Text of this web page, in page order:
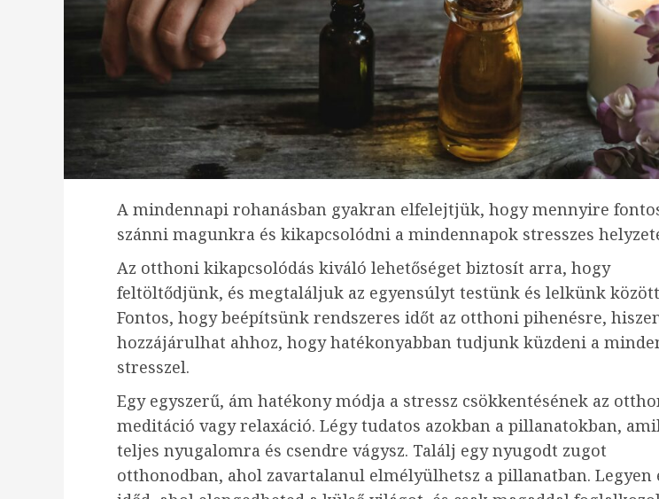
A mindennapi rohanásban gyakran elfelejtjük, hogy mennyire
szánni magunkra és kikapcsolódni a mindennapok stresszes
Az otthoni kikapcsolódás kiváló lehetőséget biztosít arra, hogy
feltöltődjünk, és megtaláljuk az egyensúlyt testünk és lelkünk
Fontos, hogy beépítsünk rendszeres időt az otthoni pihenésre,
hozzájárulhat ahhoz, hogy hatékonyabban tudjunk küzdeni a
stresszel.
Egy egyszerű, ám hatékony módja a stressz csökkentésének az
meditáció vagy relaxáció. Légy tudatos azokban a pillanatokban,
teljes nyugalomra és csendre vágysz. Találj egy nyugodt zugot
otthonodban, ahol zavartalanul elmélyülhetsz a pillanatban. Legyen